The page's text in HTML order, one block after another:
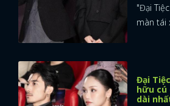
"Đại
màn tái
Đại
hữu cú
dài